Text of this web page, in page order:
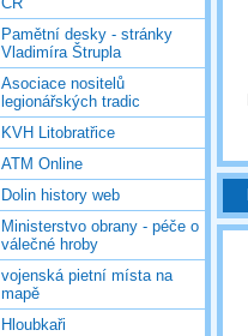
Pamětní desky - stránky
Vladimíra Štrupla
Asociace nositelů
legionářských tradic
KVH Litobratřice
ATM Online
Dolin history web
Ministerstvo obrany - péče o
válečné hroby
vojenská pietní místa na
mapě
Hloubkaři